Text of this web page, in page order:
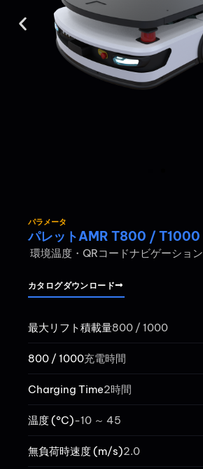
パラメータ
パレットAMR T800 / T1000
環境温度・QRコードナビゲーション
カタログダウンロード
最大リフト積載量800 / 1000
800 / 1000充電時間
Charging Time2時間
温度 (°C)​-10 ～ 45​
無負荷時速度 (m/s)2.0